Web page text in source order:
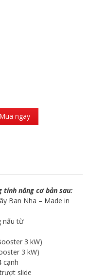
Mua ngay
tính năng cơ bản sau:
Ban Nha – Made in
nấu từ
3 kW)
3 kW)
cạnh
slide